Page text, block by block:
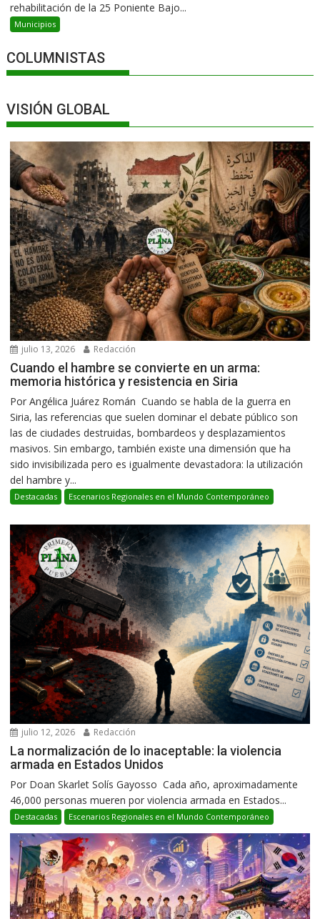
rehabilitación de la 25 Poniente Bajo...
Municipios
COLUMNISTAS
VISIÓN GLOBAL
julio 13, 2026 Redacción
Cuando el hambre se convierte en un arma:
memoria histórica y resistencia en Siria
Por Angélica Juárez Román Cuando se habla de la guerra en
Siria, las referencias que suelen dominar el debate público son
las de ciudades destruidas, bombardeos y desplazamientos
masivos. Sin embargo, también existe una dimensión que ha
sido invisibilizada pero es igualmente devastadora: la utilización
del hambre y...
Destacadas Escenarios Regionales en el Mundo Contemporáneo
julio 12, 2026 Redacción
La normalización de lo inaceptable: la violencia
armada en Estados Unidos
Por Doan Skarlet Solís Gayosso Cada año, aproximadamente
46,000 personas mueren por violencia armada en Estados...
Destacadas Escenarios Regionales en el Mundo Contemporáneo